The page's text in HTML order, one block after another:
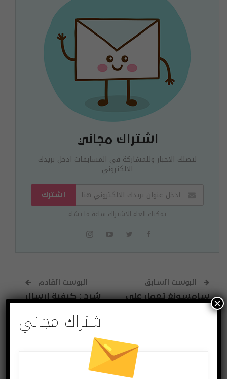
اشتراك مجاني
لتصلك الاخبار وللمشاركة في المسابقات ادخل بريدك
الالكتروني
اشترك
يمكنك الغاء الاشتراك ساعة ما تشاء
البوست السابق
سامسونغ تعمل على
البوست القادم
شرح : كيفية إرسال
على يوتيوب
اشتراك مجاني
×